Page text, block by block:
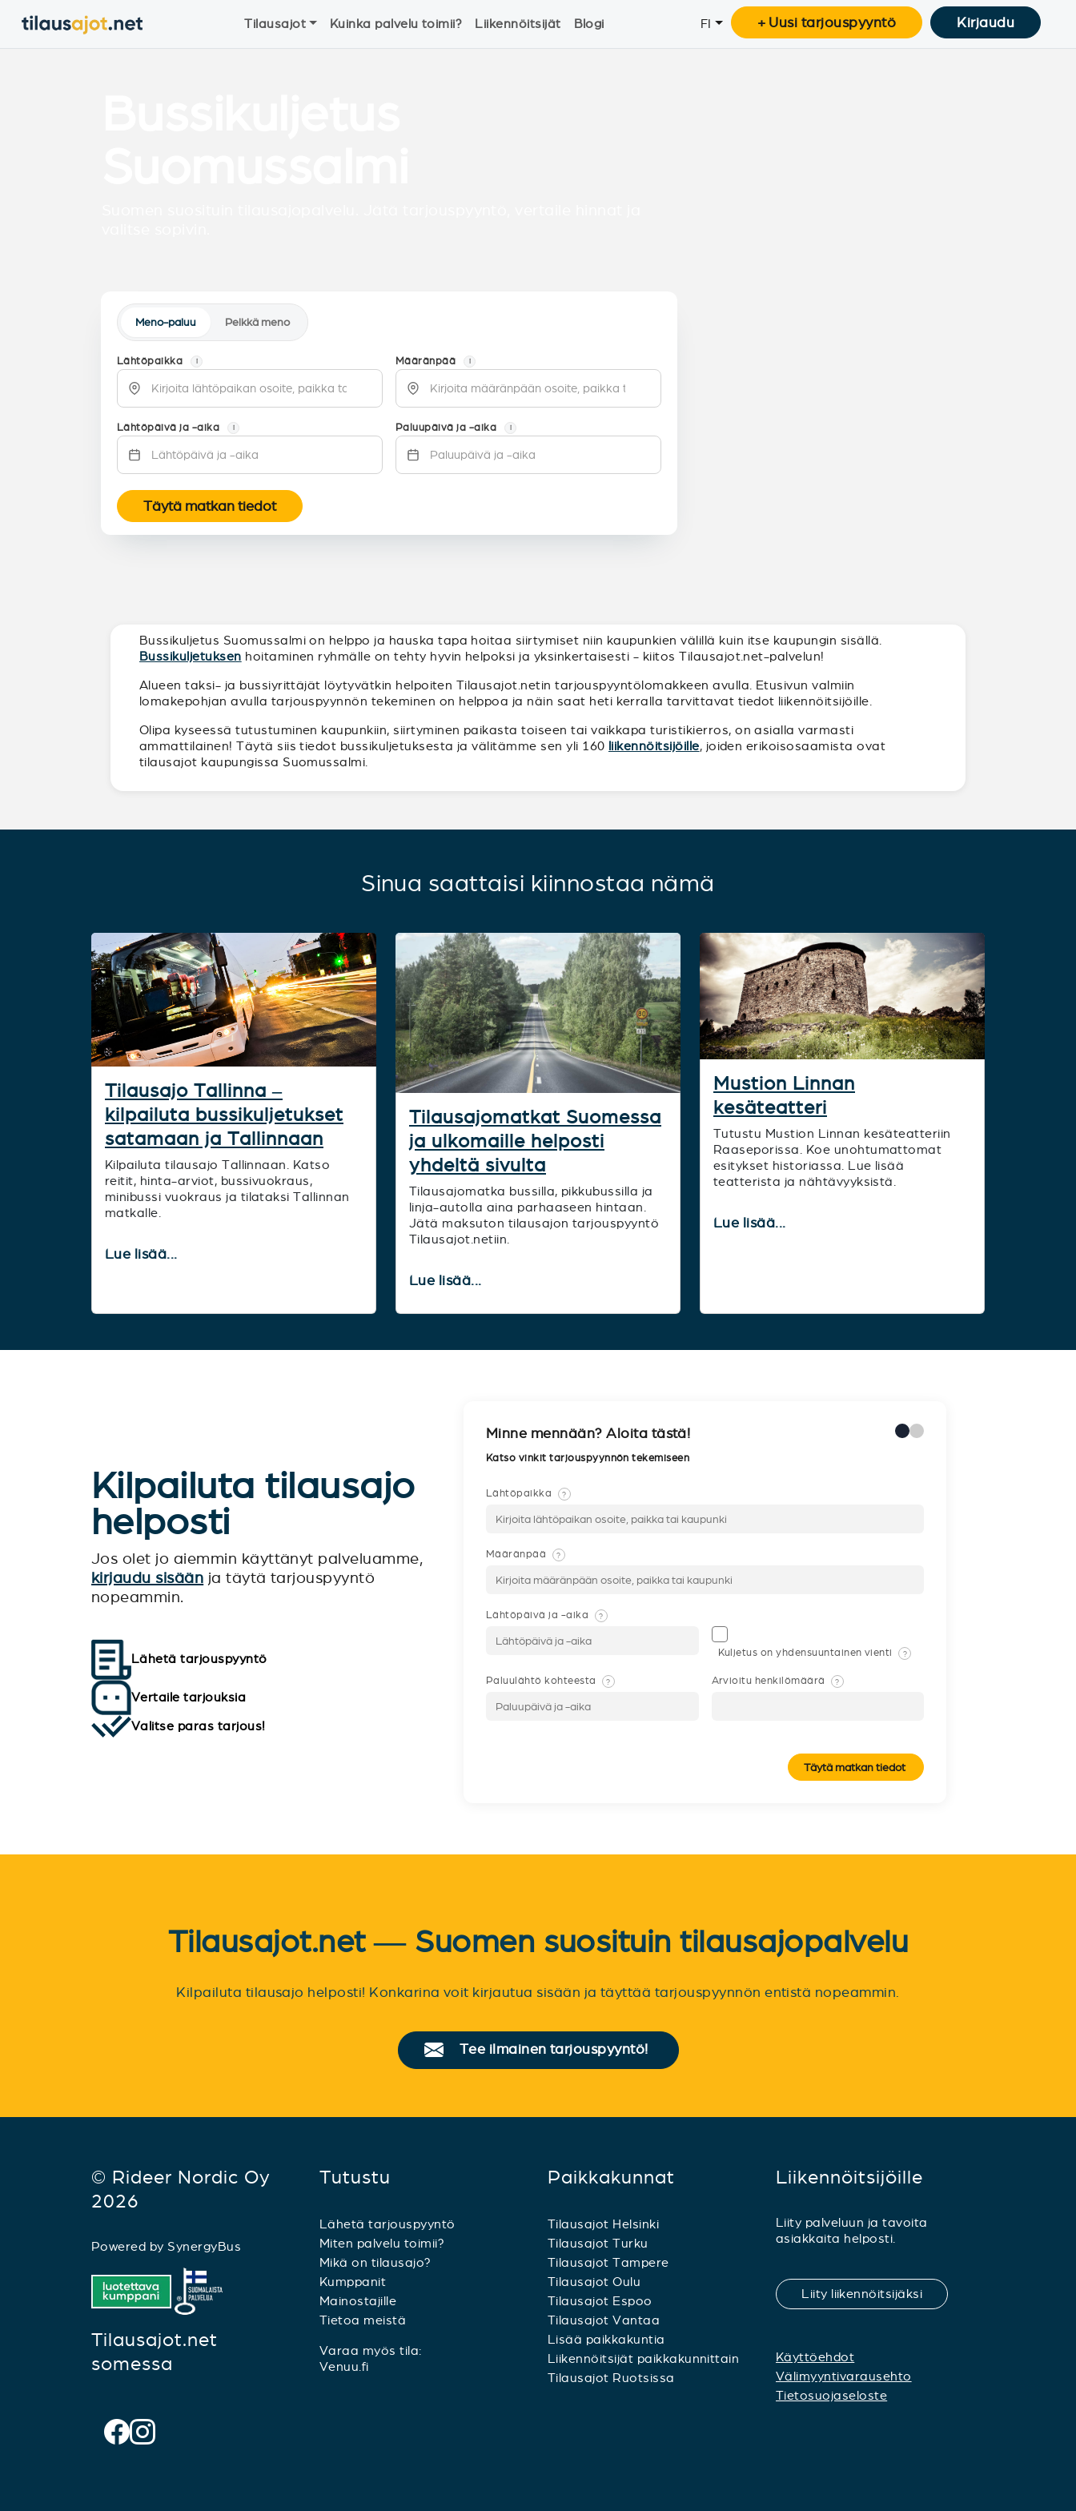
Tilausajot Kuinka palvelu toimii? Liikennöitsijät Blogi FI + Uusi tarjouspyyntö Kirjaudu
Meno-paluu Pelkkä meno
Lähtöpaikka i Määränpää i
Lähtöpäivä ja -aika i Paluupäivä ja -aika i
Täytä matkan tiedot
Bussikuljetus Suomussalmi on helppo ja hauska tapa hoitaa siirtymiset niin kaupunkien välillä kuin itse kaupungin sisällä.
Bussikuljetuksen hoitaminen ryhmälle on tehty hyvin helpoksi ja yksinkertaisesti - kiitos Tilausajot.net-palvelun!
Alueen taksi- ja bussiyrittäjät löytyvätkin helpoiten Tilausajot.netin tarjouspyyntölomakkeen avulla. Etusivun valmiin
lomakepohjan avulla tarjouspyynnön tekeminen on helppoa ja näin saat heti kerralla tarvittavat tiedot liikennöitsijöille.
Olipa kyseessä tutustuminen kaupunkiin, siirtyminen paikasta toiseen tai vaikkapa turistikierros, on asialla varmasti
ammattilainen! Täytä siis tiedot bussikuljetuksesta ja välitämme sen yli 160 liikennöitsijöille, joiden erikoisosaamista ovat
tilausajot kaupungissa Suomussalmi.
Sinua saattaisi kiinnostaa nämä
Tilausajo Tallinna –
kilpailuta bussikuljetukset
satamaan ja Tallinnaan
Kilpailuta tilausajo Tallinnaan. Katso
reitit, hinta-arviot, bussivuokraus,
minibussi vuokraus ja tilataksi Tallinnan
matkalle.
Lue lisää...
Tilausajomatkat Suomessa
ja ulkomaille helposti
yhdeltä sivulta
Tilausajomatka bussilla, pikkubussilla ja
linja-autolla aina parhaaseen hintaan.
Jätä maksuton tilausajon tarjouspyyntö
Tilausajot.netiin.
Lue lisää...
Mustion Linnan
kesäteatteri
Tutustu Mustion Linnan kesäteatteriin
Raaseporissa. Koe unohtumattomat
esitykset historiassa. Lue lisää
teatterista ja nähtävyyksistä.
Lue lisää...
Kilpailuta tilausajo
helposti
Jos olet jo aiemmin käyttänyt palveluamme,
kirjaudu sisään ja täytä tarjouspyyntö
nopeammin.
Lähetä tarjouspyyntö
Vertaile tarjouksia
Valitse paras tarjous!
Minne mennään? Aloita tästä!
Katso vinkit tarjouspyynnön tekemiseen
Lähtöpaikka ?
Määränpää ?
Lähtöpäivä ja -aika ?
Kuljetus on yhdensuuntainen vienti ?
Paluulähtö kohteesta ? Arvioitu henkilömäärä ?
Täytä matkan tiedot
Tilausajot.net — Suomen suosituin tilausajopalvelu
Kilpailuta tilausajo helposti! Konkarina voit kirjautua sisään ja täyttää tarjouspyynnön entistä nopeammin.
Tee ilmainen tarjouspyyntö!
© Rideer Nordic Oy
2026
Powered by SynergyBus
Tilausajot.net
somessa
Tutustu
Lähetä tarjouspyyntö
Miten palvelu toimii?
Mikä on tilausajo?
Kumppanit
Mainostajille
Tietoa meistä
Varaa myös tila:
Venuu.fi
Paikkakunnat
Tilausajot Helsinki
Tilausajot Turku
Tilausajot Tampere
Tilausajot Oulu
Tilausajot Espoo
Tilausajot Vantaa
Lisää paikkakuntia
Liikennöitsijät paikkakunnittain
Tilausajot Ruotsissa
Liikennöitsijöille
Liity palveluun ja tavoita
asiakkaita helposti.
Liity liikennöitsijäksi
Käyttöehdot
Välimyyntivarausehto
Tietosuojaseloste